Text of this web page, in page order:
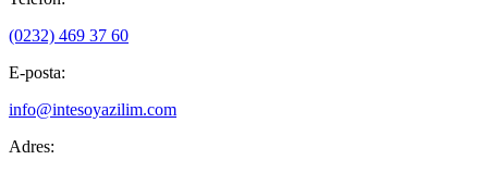
(0232) 469 37 60
E-posta:
info@intesoyazilim.com
Adres: